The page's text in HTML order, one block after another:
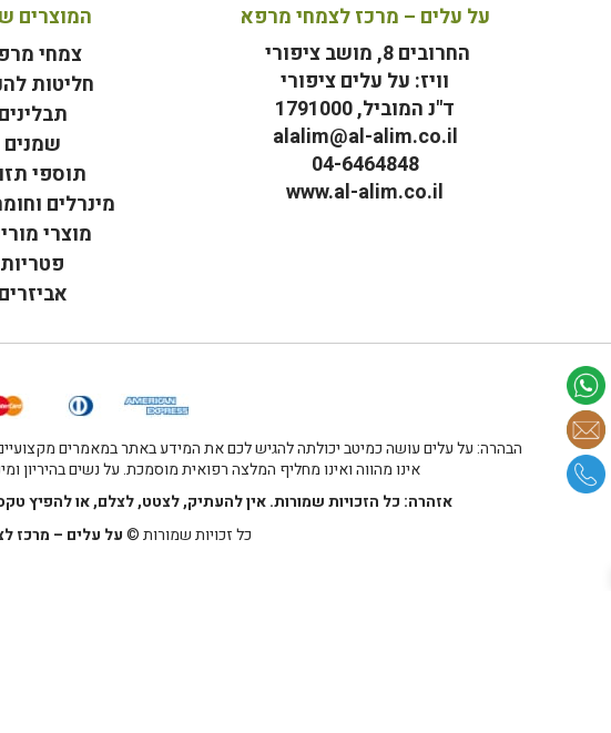
על עלים – מרכז לצמחי מרפא
החרובים 8, מושב ציפורי
וויז: על עלים ציפורי
ד"נ המוביל, 1791000
alalim@al-alim.co.il
04-6464848
www.al-alim.co.il
המוצרים
צמחי
חליטות
תבלינים
שמנים
תוספי
מינרלים
מוצרי
פטריות
אביזרים
הבהרה: על עלים עושה כמיטב יכולתה להגיש לכם את המידע באתר במאמרים
אינו מהווה ואינו מחליף המלצה רפואית מוסמכת. על נשים בהיריון
אזהרה: כל הזכויות שמורות. אין להעתיק, לצטט, לצלם, או להפיץ
כל זכויות שמורות ©על עלים – מרכז